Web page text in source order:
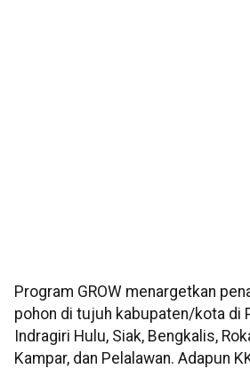
Program GROW menargetkan
pohon di tujuh kabupaten/kota di
Indragiri Hulu, Siak, Bengkalis,
Kampar, dan Pelalawan. Adapun